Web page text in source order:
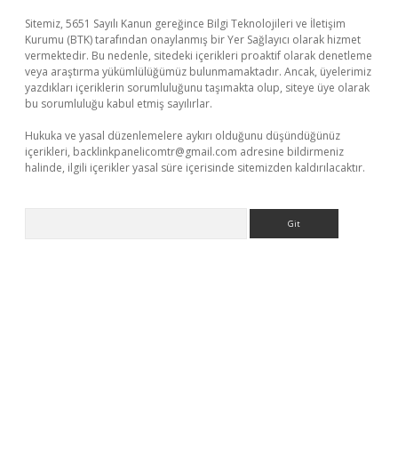
Sitemiz, 5651 Sayılı Kanun gereğince Bilgi Teknolojileri ve İletişim
Kurumu (BTK) tarafından onaylanmış bir Yer Sağlayıcı olarak hizmet
vermektedir. Bu nedenle, sitedeki içerikleri proaktif olarak denetleme
veya araştırma yükümlülüğümüz bulunmamaktadır. Ancak, üyelerimiz
yazdıkları içeriklerin sorumluluğunu taşımakta olup, siteye üye olarak
bu sorumluluğu kabul etmiş sayılırlar.
Hukuka ve yasal düzenlemelere aykırı olduğunu düşündüğünüz
içerikleri, backlinkpanelicomtr@gmail.com adresine bildirmeniz
halinde, ilgili içerikler yasal süre içerisinde sitemizden kaldırılacaktır.